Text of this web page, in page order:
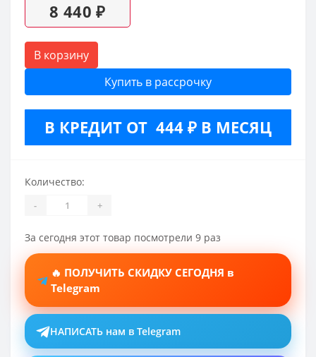
8 440 ₽
В корзину
Купить в рассрочку
В КРЕДИТ ОТ 444 ₽ В МЕСЯЦ
Количество:
- +
За сегодня этот товар посмотрели 9 раз
🔥 ПОЛУЧИТЬ СКИДКУ СЕГОДНЯ в
Telegram
НАПИСАТЬ нам в Telegram